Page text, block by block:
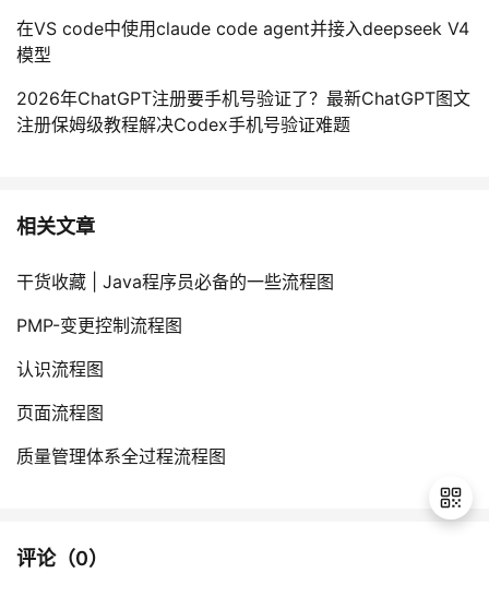
在VS code中使用claude code agent并接入deepseek V4
模型
2026年ChatGPT注册要手机号验证了？最新ChatGPT图文
注册保姆级教程解决Codex手机号验证难题
相关文章
干货收藏 | Java程序员必备的一些流程图
PMP-变更控制流程图
认识流程图
页面流程图
质量管理体系全过程流程图
评论（0）